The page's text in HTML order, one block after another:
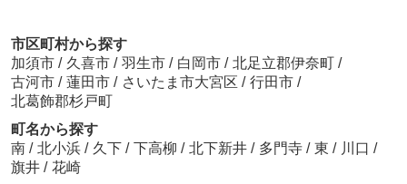
市区町村から探す
加須市 / 久喜市 / 羽生市 / 白岡市 / 北足立郡伊奈町 /
古河市 / 蓮田市 / さいたま市大宮区 / 行田市 /
北葛飾郡杉戸町
町名から探す
南 / 北小浜 / 久下 / 下高柳 / 北下新井 / 多門寺 / 東 / 川口 /
旗井 / 花崎